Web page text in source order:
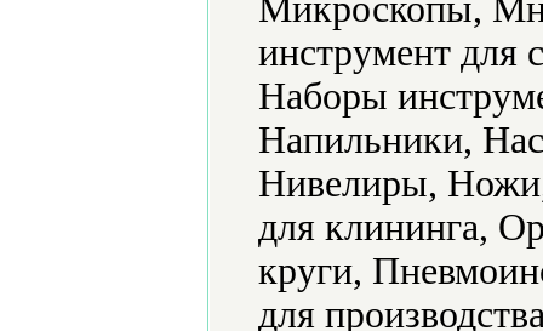
Микроскопы,
инструмент
Наборы
Напильники,
Нивелиры,
для клининга,
круги,
для